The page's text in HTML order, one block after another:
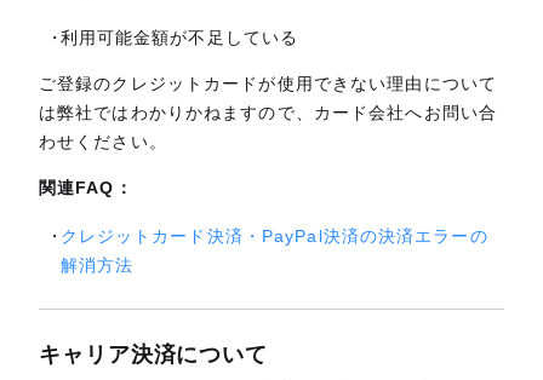
利用可能金額が不足している
ご登録のクレジットカードが使用できない理由について
は弊社ではわかりかねますので、カード会社へお問い合
わせください。
関連FAQ：
クレジットカード決済・PayPal決済の決済エラーの
解消方法
キャリア決済について